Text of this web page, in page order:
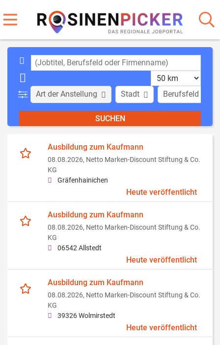
Stadt
Art der Anstellung Berufsfeld
Ausbildung zum Kaufmann
08.08.2026, Netto Marken-Discount Stiftung & Co.
KG
Gräfenhainichen
Heute veröffentlicht
Ausbildung zum Kaufmann
08.08.2026, Netto Marken-Discount Stiftung & Co.
KG
06542 Allstedt
Heute veröffentlicht
Ausbildung zum Kaufmann
08.08.2026, Netto Marken-Discount Stiftung & Co.
KG
39326 Wolmirstedt
Heute veröffentlicht